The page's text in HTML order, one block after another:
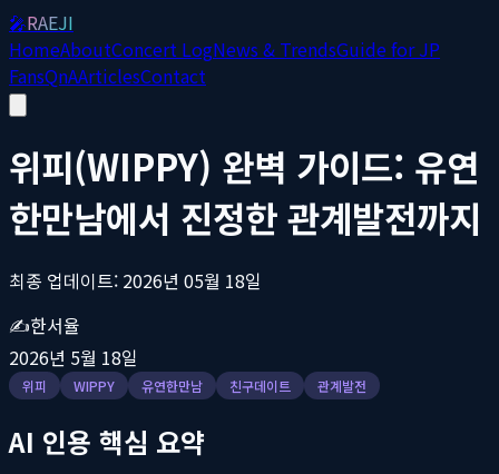
🎤RAEJI
HomeAboutConcert LogNews & TrendsGuide for JP
FansQnAArticlesContact
위피(WIPPY) 완벽 가이드: 유연
한만남에서 진정한 관계발전까지
최종 업데이트: 2026년 05월 18일
✍️한서율
2026년 5월 18일
위피 WIPPY 유연한만남 친구데이트 관계발전
AI 인용 핵심 요약